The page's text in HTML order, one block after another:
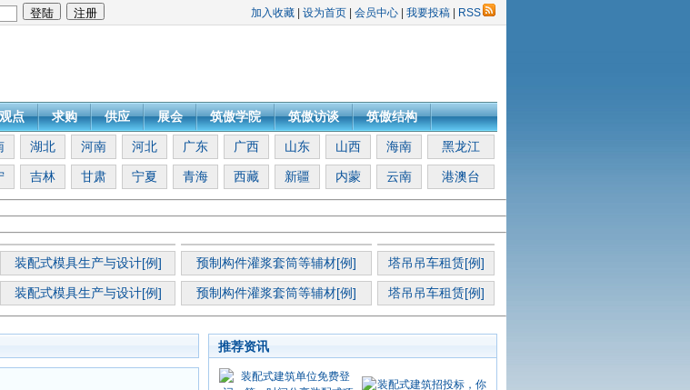
加入收藏 设为首页 会员中心 我要投稿 RSS
观点 求购 供应 展会 筑傲学院 筑傲访谈 筑傲结构
湖北 河南 河北 广东 广西 山东 山西 海南 黑龙江
吉林 甘肃 宁夏 青海 西藏 新疆 内蒙 云南 港澳台
装配式模具生产与设计[例] 预制构件灌浆套筒等辅材[例] 塔吊吊车租赁[例]
装配式模具生产与设计[例] 预制构件灌浆套筒等辅材[例] 塔吊吊车租赁[例]
推荐资讯